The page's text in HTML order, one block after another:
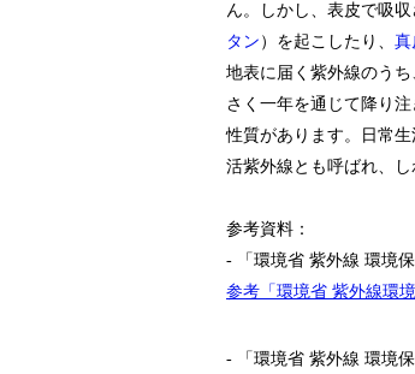
ん。しかし、表皮で吸
タン ）を起こしたり、 真
地表に届く紫外線のう
さく一年を通じて降り
性質があります。日常
活紫外線とも呼ばれ、
参考資料：
- 「環境省 紫外線 環境保
参考「環境省 紫外線環
- 「環境省 紫外線 環境保